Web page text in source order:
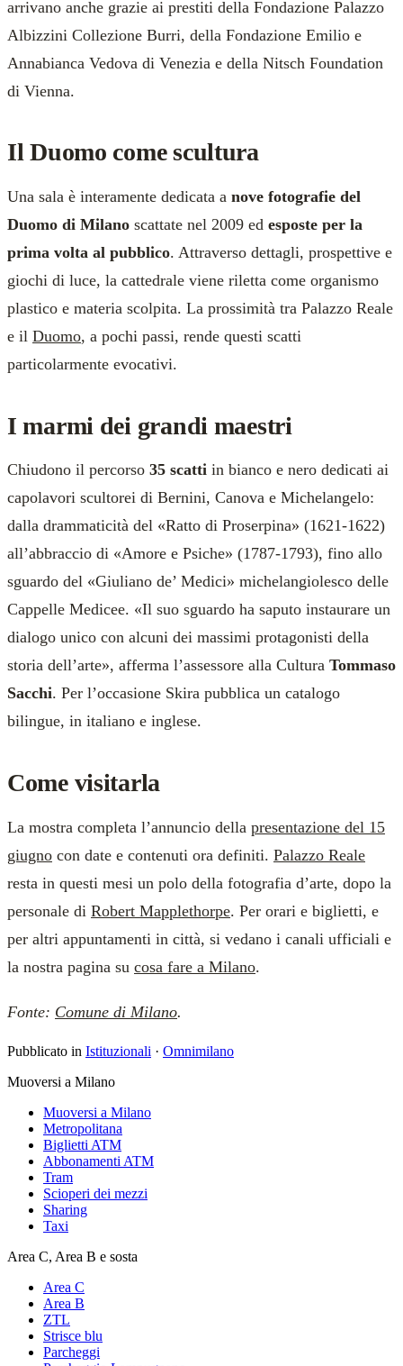
arrivano anche grazie ai prestiti della Fondazione Palazzo
Albizzini Collezione Burri, della Fondazione Emilio e
Annabianca Vedova di Venezia e della Nitsch Foundation
di Vienna.
Il Duomo come scultura
Una sala è interamente dedicata a nove fotografie del
Duomo di Milano scattate nel 2009 ed esposte per la
prima volta al pubblico. Attraverso dettagli, prospettive e
giochi di luce, la cattedrale viene riletta come organismo
plastico e materia scolpita. La prossimità tra Palazzo Reale
e il Duomo, a pochi passi, rende questi scatti
particolarmente evocativi.
I marmi dei grandi maestri
Chiudono il percorso 35 scatti in bianco e nero dedicati ai
capolavori scultorei di Bernini, Canova e Michelangelo:
dalla drammaticità del «Ratto di Proserpina» (1621-1622)
all’abbraccio di «Amore e Psiche» (1787-1793), fino allo
sguardo del «Giuliano de’ Medici» michelangiolesco delle
Cappelle Medicee. «Il suo sguardo ha saputo instaurare un
dialogo unico con alcuni dei massimi protagonisti della
storia dell’arte», afferma l’assessore alla Cultura Tommaso
Sacchi. Per l’occasione Skira pubblica un catalogo
bilingue, in italiano e inglese.
Come visitarla
La mostra completa l’annuncio della presentazione del 15
giugno con date e contenuti ora definiti. Palazzo Reale
resta in questi mesi un polo della fotografia d’arte, dopo la
personale di Robert Mapplethorpe. Per orari e biglietti, e
per altri appuntamenti in città, si vedano i canali ufficiali e
la nostra pagina su cosa fare a Milano.
Fonte: Comune di Milano.
Pubblicato in Istituzionali · Omnimilano
Muoversi a Milano
Muoversi a Milano
Metropolitana
Biglietti ATM
Abbonamenti ATM
Tram
Scioperi dei mezzi
Sharing
Taxi
Area C, Area B e sosta
Area C
Area B
ZTL
Strisce blu
Parcheggi